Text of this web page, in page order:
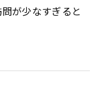
が少なすぎると